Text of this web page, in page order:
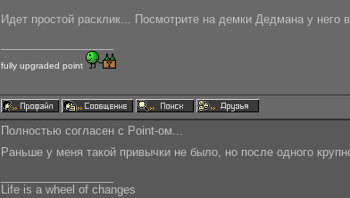
Идет простой расклик... Посмотрите на демки Дедмана у
fully upgraded point
Полностью согласен с Point-ом...
Раньше у меня такой привычки не было, но после одного
Life is a wheel of changes